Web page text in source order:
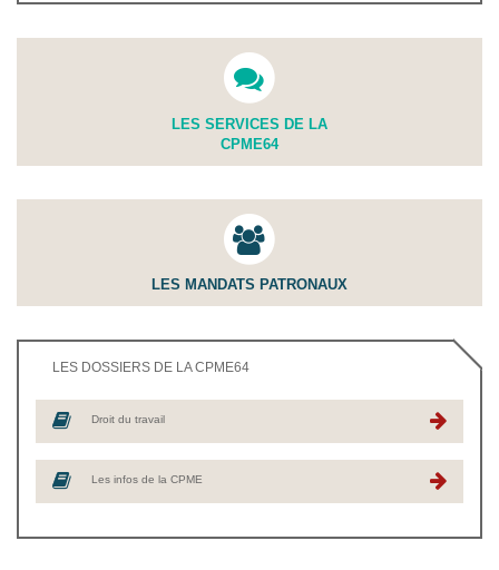
LES SERVICES DE LA
CPME64
LES MANDATS PATRONAUX
LES DOSSIERS DE LA CPME64
Droit du travail
Les infos de la CPME